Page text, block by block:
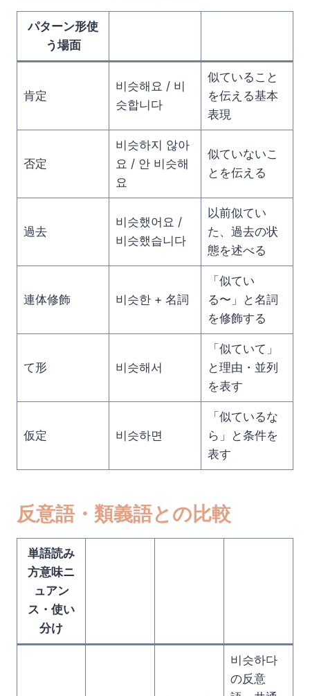
パターン形使
う場面
肯定
비슷해요 / 비
슷합니다
似ていること
を伝える基本
表現
否定
비슷하지 않아
요 / 안 비슷해
요
似ていないこ
とを伝える
過去
비슷했어요 /
비슷했습니다
以前似てい
た、過去の状
態を述べる
連体修飾 비슷한 + 名詞
「似てい
る〜」と名詞
を修飾する
て形 비슷해서
「似ていて」
と理由・並列
を表す
仮定 비슷하면
「似ているな
ら」と条件を
表す
反意語・類義語との比較
単語読み
方意味ニ
ュアン
ス・使い
分け
비슷하다
の反意